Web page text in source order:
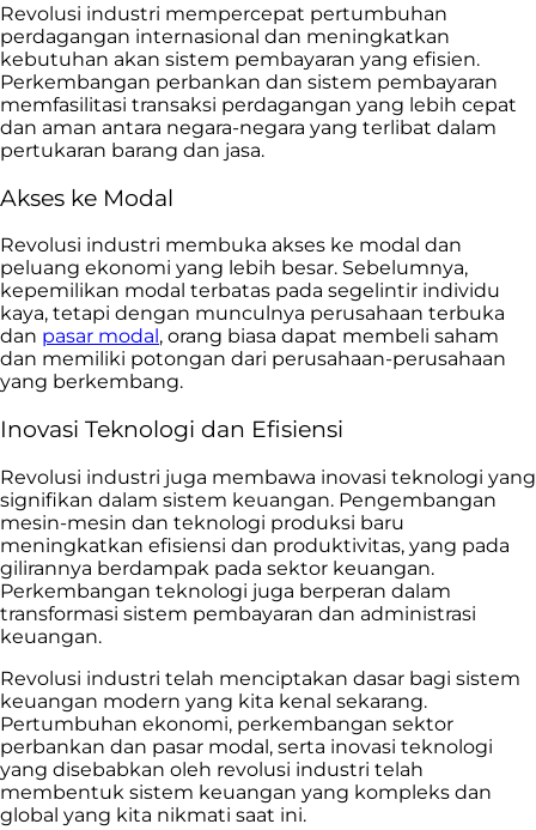
Revolusi industri mempercepat pertumbuhan
perdagangan internasional dan meningkatkan
kebutuhan akan sistem pembayaran yang efisien.
Perkembangan perbankan dan sistem pembayaran
memfasilitasi transaksi perdagangan yang lebih cepat
dan aman antara negara-negara yang terlibat dalam
pertukaran barang dan jasa.
Akses ke Modal
Revolusi industri membuka akses ke modal dan
peluang ekonomi yang lebih besar. Sebelumnya,
kepemilikan modal terbatas pada segelintir individu
kaya, tetapi dengan munculnya perusahaan terbuka
dan pasar modal , orang biasa dapat membeli saham
dan memiliki potongan dari perusahaan-perusahaan
yang berkembang.
Inovasi Teknologi dan Efisiensi
Revolusi industri juga membawa inovasi teknologi yang
signifikan dalam sistem keuangan. Pengembangan
mesin-mesin dan teknologi produksi baru
meningkatkan efisiensi dan produktivitas, yang pada
gilirannya berdampak pada sektor keuangan.
Perkembangan teknologi juga berperan dalam
transformasi sistem pembayaran dan administrasi
keuangan.
Revolusi industri telah menciptakan dasar bagi sistem
keuangan modern yang kita kenal sekarang.
Pertumbuhan ekonomi, perkembangan sektor
perbankan dan pasar modal, serta inovasi teknologi
yang disebabkan oleh revolusi industri telah
membentuk sistem keuangan yang kompleks dan
global yang kita nikmati saat ini.